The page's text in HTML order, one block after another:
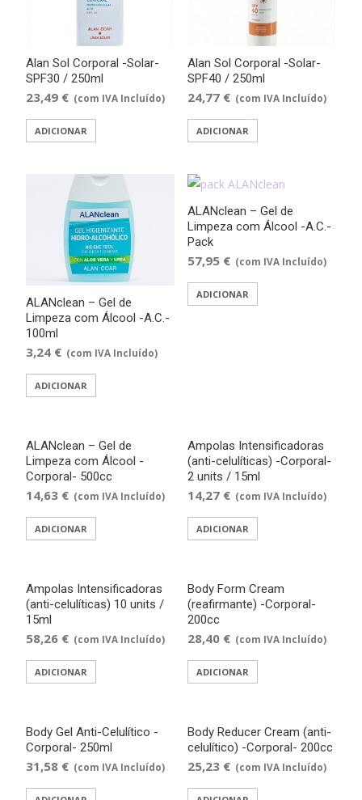
Alan Sol Corporal -Solar-
SPF30 / 250ml
23,49 € (com IVA Incluído)
ADICIONAR
Alan Sol Corporal -Solar-
SPF40 / 250ml
24,77 € (com IVA Incluído)
ADICIONAR
ALANclean – Gel de
Limpeza com Álcool -A.C.-
100ml
3,24 € (com IVA Incluído)
ADICIONAR
ALANclean – Gel de
Limpeza com Álcool -A.C.-
Pack
57,95 € (com IVA Incluído)
ADICIONAR
ALANclean – Gel de
Limpeza com Álcool -
Corporal- 500cc
14,63 € (com IVA Incluído)
ADICIONAR
Ampolas Intensificadoras
(anti-celulíticas) -Corporal-
2 units / 15ml
14,27 € (com IVA Incluído)
ADICIONAR
Ampolas Intensificadoras
(anti-celulíticas) 10 units /
15ml
58,26 € (com IVA Incluído)
ADICIONAR
Body Form Cream
(reafirmante) -Corporal-
200cc
28,40 € (com IVA Incluído)
ADICIONAR
Body Gel Anti-Celulítico -
Corporal- 250ml
31,58 € (com IVA Incluído)
Body Reducer Cream (anti-
celulítico) -Corporal- 200cc
25,23 € (com IVA Incluído)